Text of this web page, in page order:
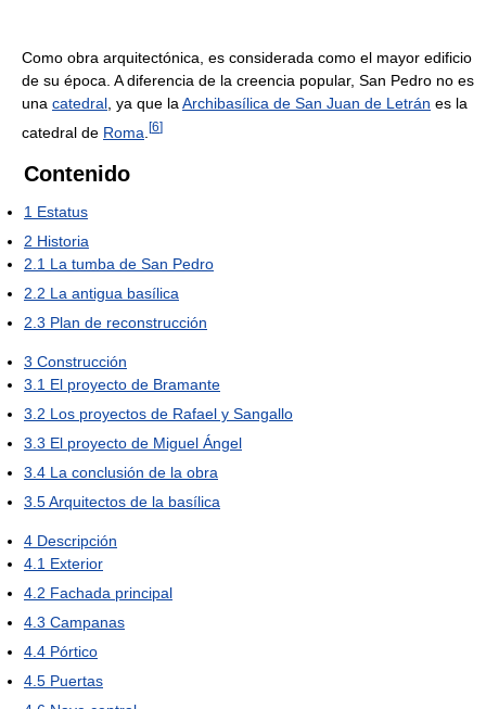
Como obra arquitectónica, es considerada como el mayor edificio
de su época. A diferencia de la creencia popular, San Pedro no es
una catedral, ya que laArchibasílica de San Juan de Letrán es la
catedral de Roma [6]
Contenido
1 Estatus
2 Historia
2.1 La tumba de San Pedro
2.2 La antigua basílica
2.3 Plan de reconstrucción
3 Construcción
3.1 El proyecto de Bramante
3.2 Los proyectos de Rafael y Sangallo
3.3 El proyecto de Miguel Ángel
3.4 La conclusión de la obra
3.5Arquitectos de la basílica
4 Descripción
4.1 Exterior
4.2 Fachada principal
4.3 Campanas
4.4 Pórtico
4.5 Puertas